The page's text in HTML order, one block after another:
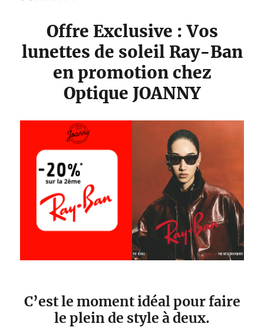
Offre Exclusive : Vos
lunettes de soleil Ray-Ban
en promotion chez
Optique JOANNY
C’est le moment idéal pour faire
le plein de style à deux.